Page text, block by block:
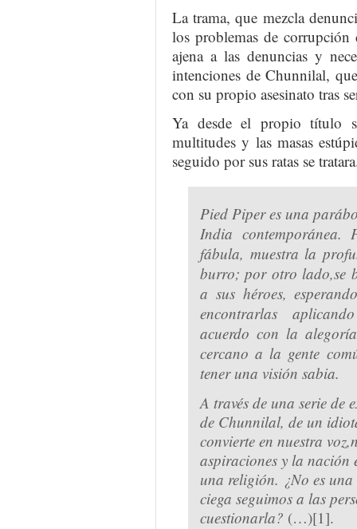
La trama, que mezcla
los problemas de
ajena a las denuncias y
intenciones de Chunnilal,
con su propio asesinato tras
Ya desde el propio título
multitudes y las masas
seguido por sus ratas se
Pied Piper es una
India
fábula, muestra la
burro; por otro lado,se
a sus héroes,
encontrarlas
acuerdo con la
cercano a la gente
tener una visión sabia.
A través de una serie de
de Chunnilal, de un
convierte en nuestra
aspiraciones y la nación
una religión. ¿No es
ciega seguimos a las
cuestionarla? (…)[1].